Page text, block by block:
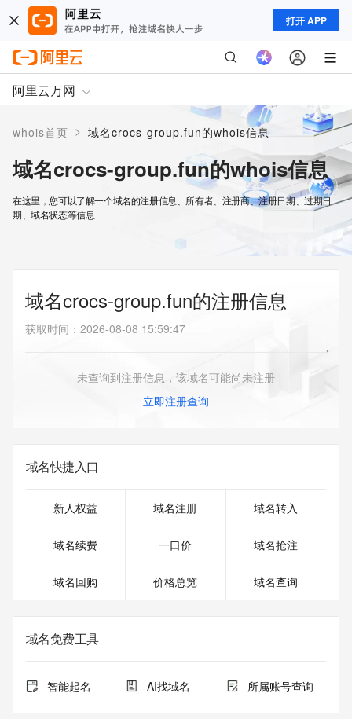
打开 APP
阿里云万网
whois首页 > 域名crocs-group.fun的whois信息
域名crocs-group.fun的whois信息
在这里，您可以了解一个域名的注册信息、所有者、注册商、注册日期、过期日
期、域名状态等信息
域名crocs-group.fun的注册信息
获取时间 ： 2026-08-08 15:59:47
未查询到注册信息，该域名可能尚未注册
立即注册查询
域名快捷入口
新人权益 域名注册 域名转入
域名续费 一口价 域名抢注
域名回购 价格总览 域名查询
域名免费工具
智能起名 AI找域名 所属账号查询